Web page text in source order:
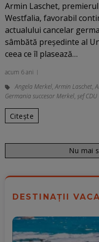
Armin Laschet,
Westfalia, favorabil
actualului cancelar
sâmbătă preşedinte al
ceea ce îl plasează…
acum 6 ani
Angela Merkel,Armin Laschet,
Germania succesor Merkel, șef CDU
Citește
Nu mai
DESTINAȚII